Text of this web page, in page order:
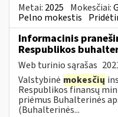
Metai: 2025 Mokesčiai:
Pelno mokestis
Informacinis
Respublikos
Web turinio sąrašas
Valstybinė mokesčių
Respublikos finansų
priėmus Buhalterinės
(Buhalterinės...